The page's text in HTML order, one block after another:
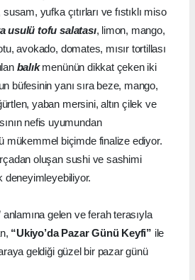
yufka çıtırları ve fıstıklı miso
usulü tofu salatası, limon, mango,
avokado, domates, mısır tortillası
balıkmenünün dikkat çeken iki
büfesinin yanı sıra beze, mango,
yaban mersini, altın çilek ve
nefis uyumundan
mükemmel biçimde finalize ediyor.
oluşan sushi ve sashimi
deneyimleyebiliyor.
gelen ve ferah terasıyla
“Ukiyo’da Pazar Günü Keyfi” ile
geldiği güzel bir pazar günü